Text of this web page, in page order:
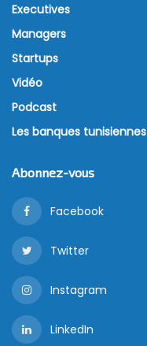
Executives
Managers
Startups
Vidéo
Podcast
Les banques tunisiennes
Abonnez-vous
Facebook
Twitter
Instagram
LinkedIn